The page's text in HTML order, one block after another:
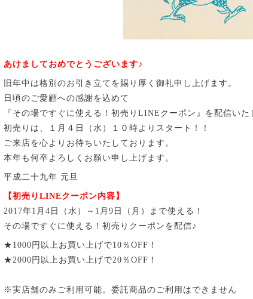
あけましておめでとうございます♪
旧年中は格別のお引き立てを賜り厚く御礼申し上げます。
日頃のご愛顧への感謝を込めて
『その場ですぐに使える！初売りLINEクーポン』を配信いた
初売りは、１月４日（水）１０時よりスタート！！
ご来店を心よりお待ちいたしております。
本年も何卒よろしくお願い申し上げます。
平成二十九年 元旦
【初売りLINEクーポン内容】
2017年1月4日（水）～1月9日（月）まで使える！
その場ですぐに使える！初売りクーポンを配信♪
★1000円以上お買い上げで10％OFF！
★2000円以上お買い上げで20％OFF！
※実店舗のみご利用可能。委託商品のご利用はできません